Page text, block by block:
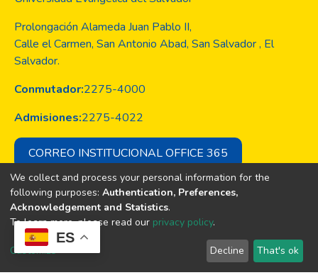
ES
Prolongación Alameda Juan Pablo II,
Calle el Carmen, San Antonio Abad, San Salvador , El
Salvador.
Conmutador:2275-4000
Admisiones:2275-4022
CORREO INSTITUCIONAL OFFICE 365
Copyright © Todos los derechos son
de la Universidad Evangélica de El
We collect and process your personal information for the
following purposes: Authentication, Preferences,
Acknowledgement and Statistics.
To learn more, please read our privacy policy.
Customize Decline That's ok